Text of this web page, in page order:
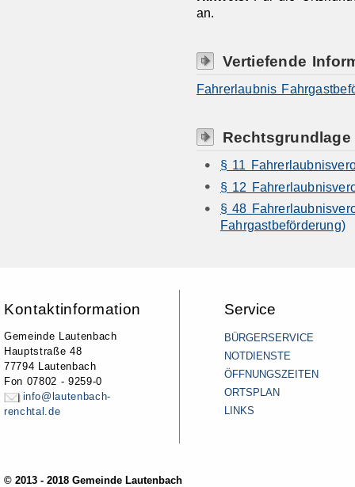
an.
Vertiefende
Fahrerlaubnis
Rechtsgrundlage
§ 11
§ 12
§ 48
Fahrgastbeförderung)
Kontaktinformation
Gemeinde Lautenbach
Hauptstraße 48
77794 Lautenbach
Fon 07802 - 9259-0
info@lautenbach-
renchtal.de
Service
BÜRGERSERVICE
NOTDIENSTE
ÖFFNUNGSZEITEN
ORTSPLAN
LINKS
© 2013 - 2018 Gemeinde Lautenbach